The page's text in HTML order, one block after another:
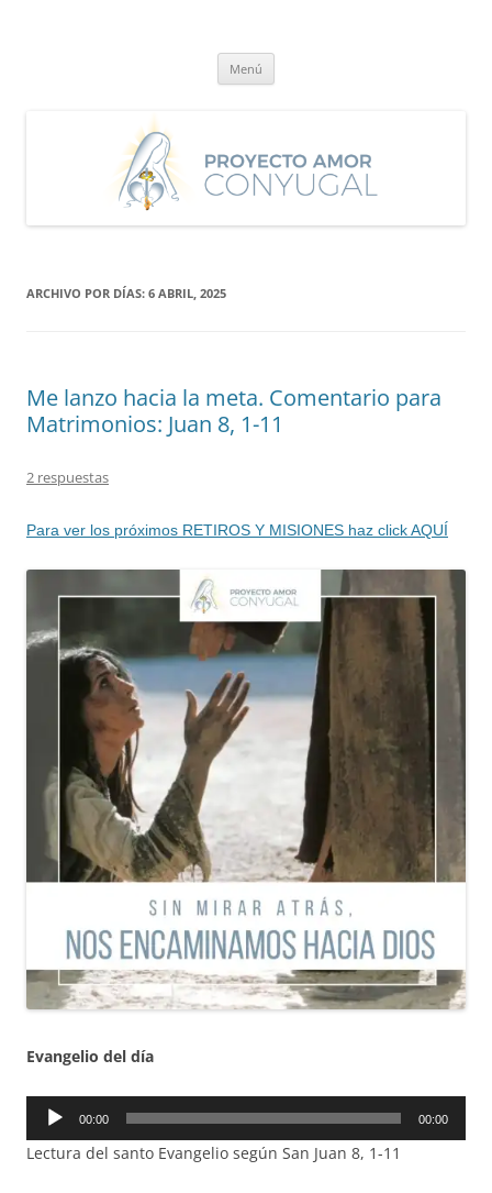
Menú
ARCHIVO POR DÍAS: 6 ABRIL, 2025
Me lanzo hacia la meta. Comentario para
Matrimonios: Juan 8, 1-11
2 respuestas
Para ver los próximos RETIROS Y MISIONES haz click AQUÍ
Evangelio del día
Reproductor
audio
00:00 00:00
Lectura del santo Evangelio según San Juan 8, 1-11